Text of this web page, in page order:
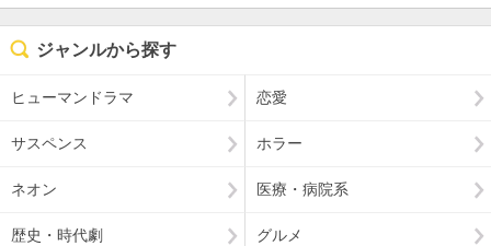
ジャンルから探す
ヒューマンドラマ 恋愛
サスペンス ホラー
ネオン 医療・病院系
歴史・時代劇 グルメ